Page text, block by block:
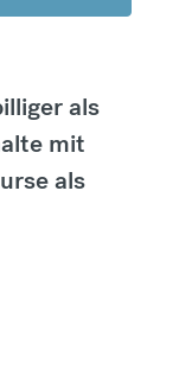
als
mit
als